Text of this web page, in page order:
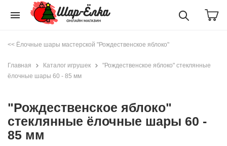
menu
<< Ёлочные шары мастерской "Рождественское яблоко"
Главная Каталог игрушек
"Рождественское яблоко" стеклянные
ёлочные шары 60 - 85 мм
"Рождественское яблоко"
стеклянные ёлочные шары 60 -
85 мм